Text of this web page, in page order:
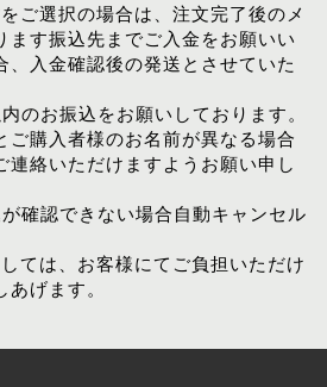
ご選択の場合は、注文完了後のメ
ます振込先までご入金をお願いい
、入金確認後の発送とさせていた
のお振込をお願いしております。
ご購入者様のお名前が異なる場合
連絡いただけますようお願い申し
確認できない場合自動キャンセル
ては、お客様にてご負担いただけ
げます。